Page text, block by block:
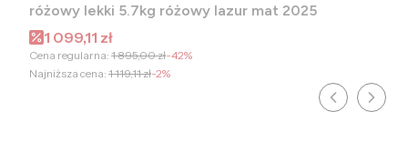
różowy lekki 5.7kg różowy lazur mat 2025
Cena promocyjna
1 099,11 zł
Cena regularna: 1 895,00 zł-42%
Najniższa cena: 1 119,11 zł-2%